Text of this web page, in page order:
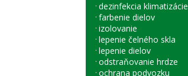
dezinfekcia klimatizácie
farbenie dielov
izolovanie
lepenie čelného skla
lepenie dielov
odstraňovanie hrdze
ochrana podvozku